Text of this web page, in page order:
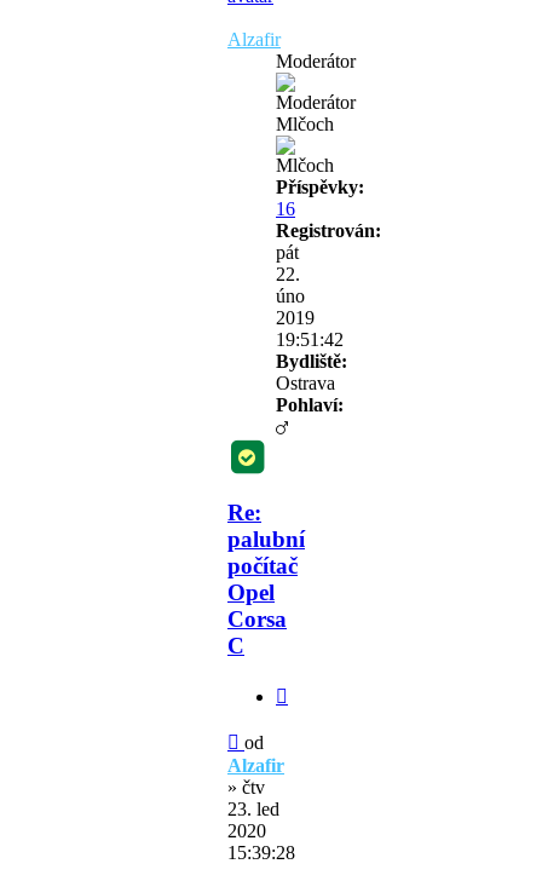
Alzafir
Moderátor
Mlčoch
Příspěvky:
16
Registrován:
pát
22.
úno
2019
19:51:42
Bydliště:
Ostrava
Pohlaví:
Re:
palubní
počítač
Opel
Corsa
C
Příspěvek
od
Alzafir
» čtv
23. led
2020
15:39:28